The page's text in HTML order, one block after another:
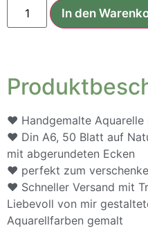
In den
♥ Handgemalte
♥ Din A6, 50 Blatt auf
mit abgerundeten Ecken
♥ perfekt zum
♥ Schneller Versand mit
Liebevoll von mir
Aquarellfarben gemalt